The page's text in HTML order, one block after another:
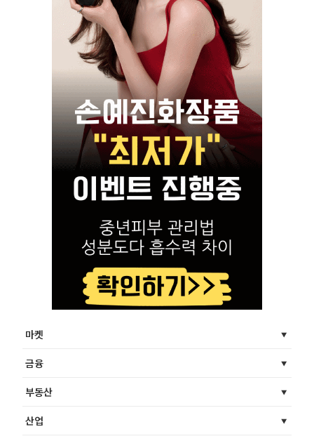
마켓
금융
부동산
산업